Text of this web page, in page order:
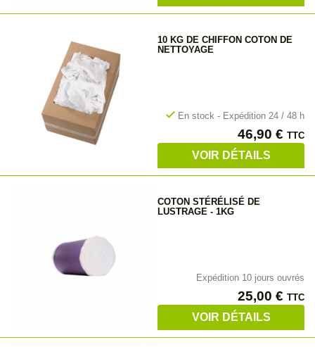
10 KG DE CHIFFON COTON DE
NETTOYAGE
check En stock - Expédition 24 / 48 h
Prix
46,90 € TTC
VOIR DÉTAILS
COTON STÉRÉLISÉ DE
LUSTRAGE - 1KG
Expédition 10 jours ouvrés
Prix
25,00 € TTC
VOIR DÉTAILS